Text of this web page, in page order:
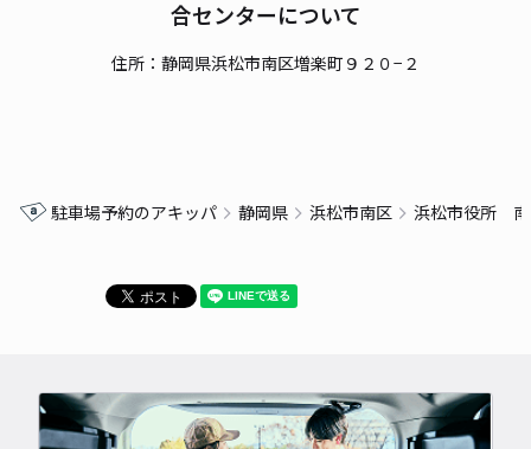
合センターについて
住所：静岡県浜松市南区増楽町９２０−２
駐車場予約のアキッパ 静岡県 浜松市南区 浜松市役所 南